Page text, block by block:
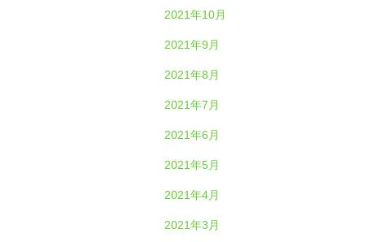
2021年10月
2021年9月
2021年8月
2021年7月
2021年6月
2021年5月
2021年4月
2021年3月